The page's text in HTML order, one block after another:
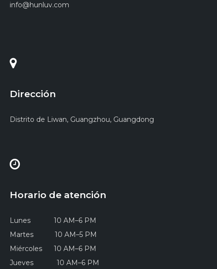
info@hunluv.com
Dirección
Distrito de Liwan, Guangzhou, Guangdong
Horario de atención
Lunes 10 AM–6 PM
Martes 10 AM–5 PM
Miércoles 10 AM–6 PM
Jueves 10 AM–6 PM